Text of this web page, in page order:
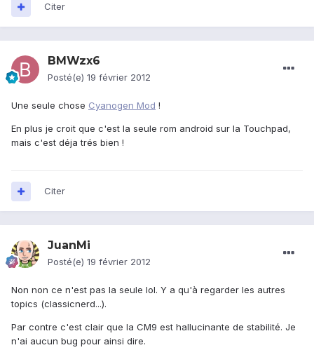
Citer
BMWzx6
Posté(e) 19 février 2012
Une seule chose Cyanogen Mod !
En plus je croit que c'est la seule rom android sur la Touchpad,
mais c'est déja trés bien !
Citer
JuanMi
Posté(e) 19 février 2012
Non non ce n'est pas la seule lol. Y a qu'à regarder les autres
topics (classicnerd...).
Par contre c'est clair que la CM9 est hallucinante de stabilité. Je
n'ai aucun bug pour ainsi dire.